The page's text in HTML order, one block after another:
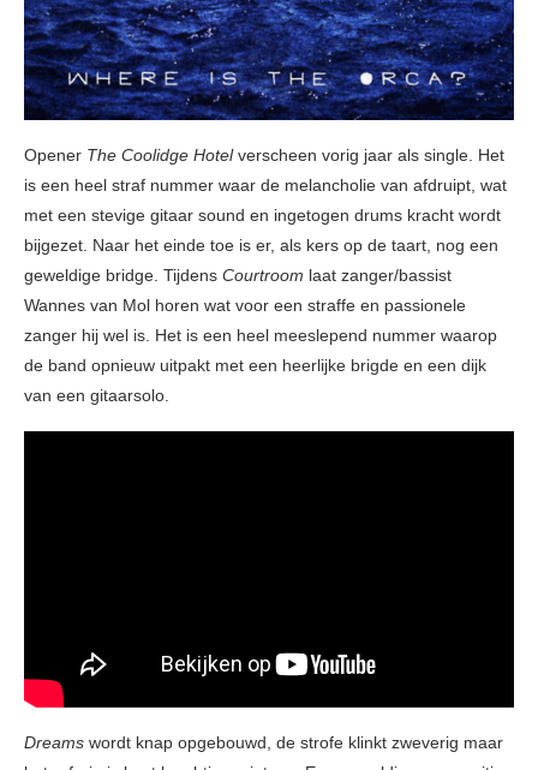
Opener The Coolidge Hotelverscheen vorig jaar als single. Het
is een heel straf nummer waar de melancholie van afdruipt, wat
met een stevige gitaar sound en ingetogen drums kracht wordt
bijgezet. Naar het einde toe is er, als kers op de taart, nog een
geweldige bridge. Tijdens Courtroom laat zanger/bassist
Wannes van Mol horen wat voor een straffe en passionele
zanger hij wel is. Het is een heel meeslepend nummer waarop
de band opnieuw uitpakt met een heerlijke brigde en een dijk
van een gitaarsolo.
Dreams wordt knap opgebouwd, de strofe klinkt zweverig maar